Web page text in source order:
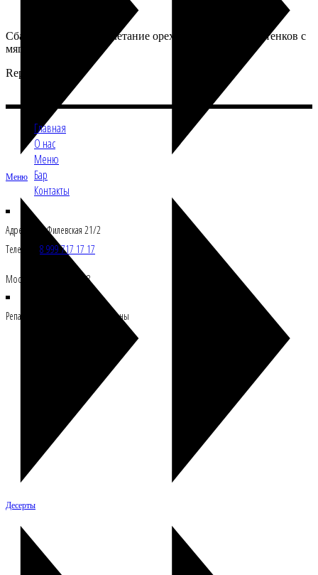
Меню
Десерты
Сбалансированное сочетание ореховых и ягодных оттенков с
мягкой текстурой.
Repastcafe
Главная
О нас
Меню
Бар
Контакты
Адрес: Ул.Б.Филевская 21/2
Телефон: 8 999 717 17 17
Москва, Росссия 121108
Репасткафе © Все права защищены